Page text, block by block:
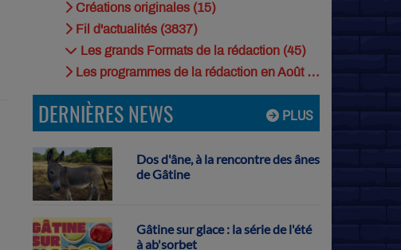
Créations originales (15)
Fil d'actualités (3837)
Les grands Formats de la rédaction (45)
Les programmes de la rédaction en Août (9)
PLUS
DERNIÈRES NEWS
Dos d'âne, à la rencontre des ânes
de Gâtine
Gâtine sur glace : la série de l'été
à ab'sorbet